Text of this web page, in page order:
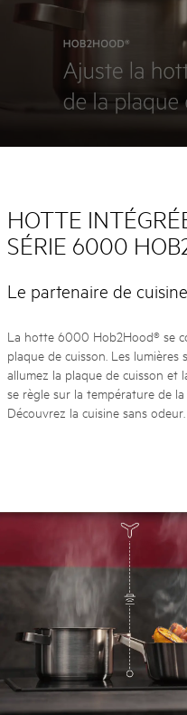
HOTTE
SÉRIE 6000
Le partenaire de
La hotte 6000 Hob2Hood® se
plaque de cuisson. Les lumières
allumez la plaque de cuisson et
se règle sur la température de la
Découvrez la cuisine sans odeur.